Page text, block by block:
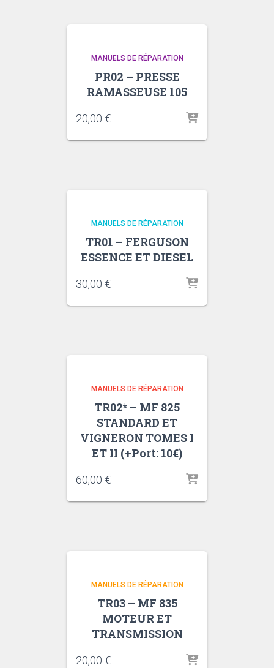
MANUELS DE RÉPARATION
PR02 – PRESSE
RAMASSEUSE 105
20,00 €
MANUELS DE RÉPARATION
TR01 – FERGUSON
ESSENCE ET DIESEL
30,00 €
MANUELS DE RÉPARATION
TR02* – MF 825
STANDARD ET
VIGNERON TOMES I
ET II (+Port: 10€)
60,00 €
MANUELS DE RÉPARATION
TR03 – MF 835
MOTEUR ET
TRANSMISSION
20,00 €